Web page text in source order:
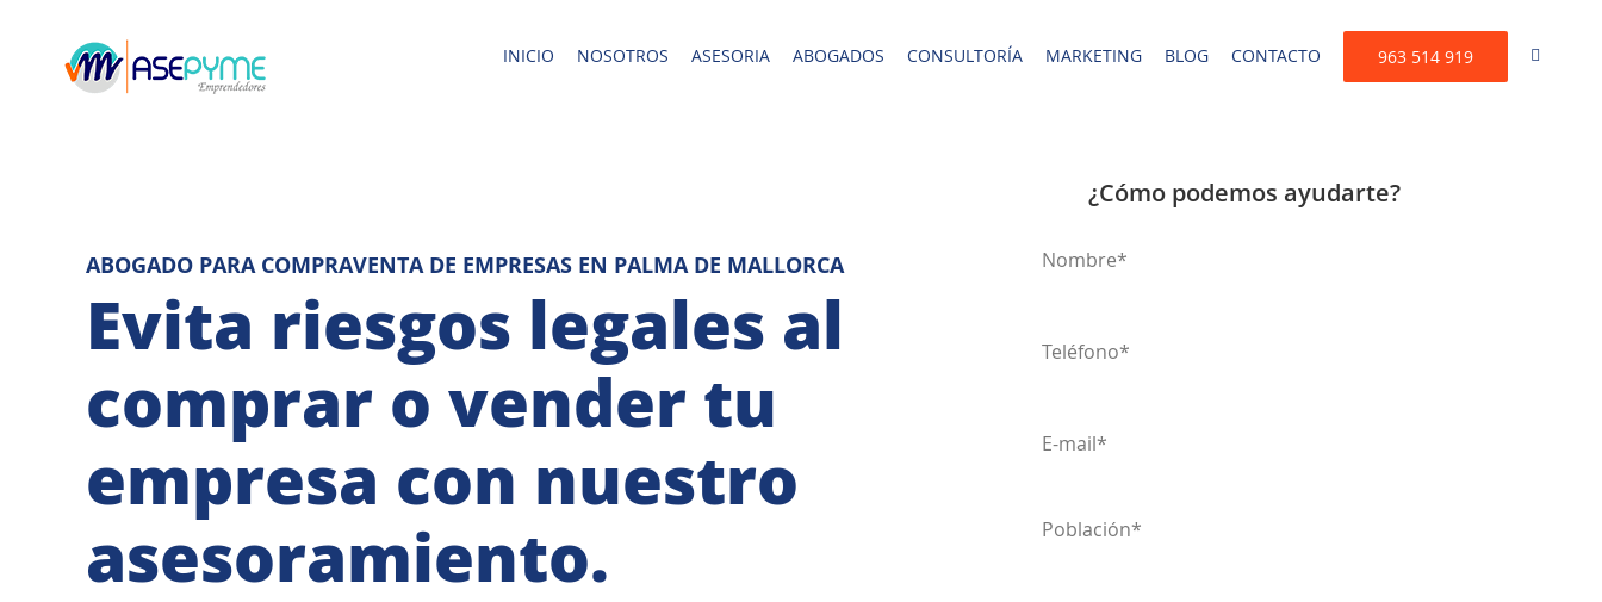
contenido
INICIO NOSOTROS ASESORIA ABOGADOS CONSULTORÍA MARKETING BLOG CONTACTO 963 514 919
ABOGADO PARA COMPRAVENTA DE EMPRESAS EN PALMA DE MALLORCA
Evita riesgos legales al
comprar o vender tu
empresa con nuestro
asesoramiento.
¿Cómo podemos ayudarte?